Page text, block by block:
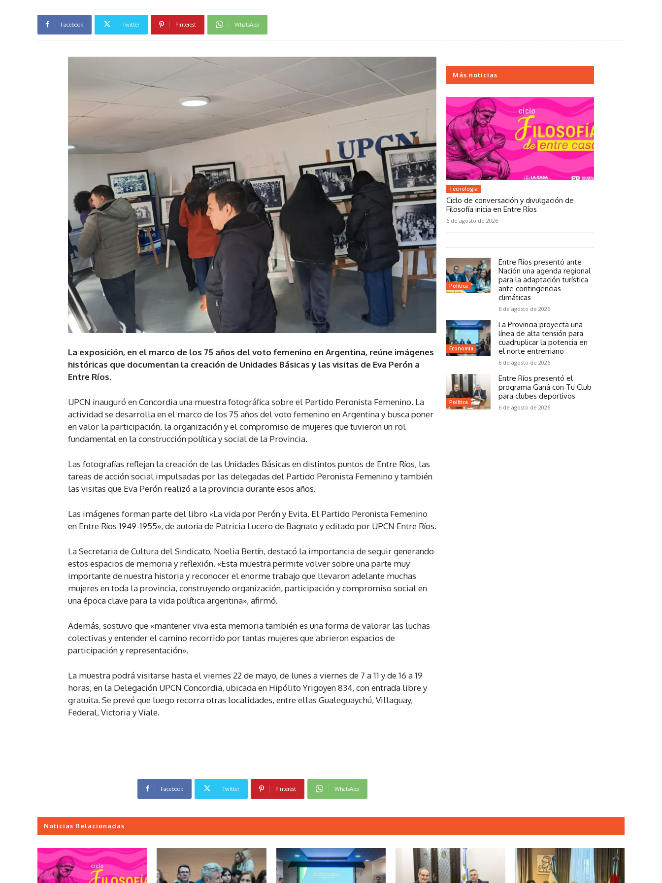
Facebook Twitter Pinterest WhatsApp
La exposición, en el marco de los 75 años del voto femenino en Argentina, reúne imágenes
históricas que documentan la creación de Unidades Básicas y las visitas de Eva Perón a
Entre Ríos.
UPCN inauguró en Concordia una muestra fotográfica sobre el Partido Peronista Femenino. La
actividad se desarrolla en el marco de los 75 años del voto femenino en Argentina y busca poner
en valor la participación, la organización y el compromiso de mujeres que tuvieron un rol
fundamental en la construcción política y social de la Provincia.
Las fotografías reflejan la creación de las Unidades Básicas en distintos puntos de Entre Ríos, las
tareas de acción social impulsadas por las delegadas del Partido Peronista Femenino y también
las visitas que Eva Perón realizó a la provincia durante esos años.
Las imágenes forman parte del libro «La vida por Perón y Evita. El Partido Peronista Femenino
en Entre Ríos 1949-1955», de autoría de Patricia Lucero de Bagnato y editado por UPCN Entre Ríos.
La Secretaria de Cultura del Sindicato, Noelia Bertín, destacó la importancia de seguir generando
estos espacios de memoria y reflexión. «Esta muestra permite volver sobre una parte muy
importante de nuestra historia y reconocer el enorme trabajo que llevaron adelante muchas
mujeres en toda la provincia, construyendo organización, participación y compromiso social en
una época clave para la vida política argentina», afirmó.
Además, sostuvo que «mantener viva esta memoria también es una forma de valorar las luchas
colectivas y entender el camino recorrido por tantas mujeres que abrieron espacios de
participación y representación».
La muestra podrá visitarse hasta el viernes 22 de mayo, de lunes a viernes de 7 a 11 y de 16 a 19
horas, en la Delegación UPCN Concordia, ubicada en Hipólito Yrigoyen 834, con entrada libre y
gratuita. Se prevé que luego recorra otras localidades, entre ellas Gualeguaychú, Villaguay,
Federal, Victoria y Viale.
Facebook Twitter Pinterest WhatsApp
Más noticias
Tecnología
Ciclo de conversación y divulgación de
Filosofía inicia en Entre Ríos
6 de agosto de 2026
Política
Entre Ríos presentó ante
Nación una agenda regional
para la adaptación turística
ante contingencias
climáticas
6 de agosto de 2026
Economía
La Provincia proyecta una
línea de alta tensión para
cuadruplicar la potencia en
el norte entrerriano
6 de agosto de 2026
Política
Entre Ríos presentó el
programa Ganá con Tu Club
para clubes deportivos
6 de agosto de 2026
Noticias Relacionadas